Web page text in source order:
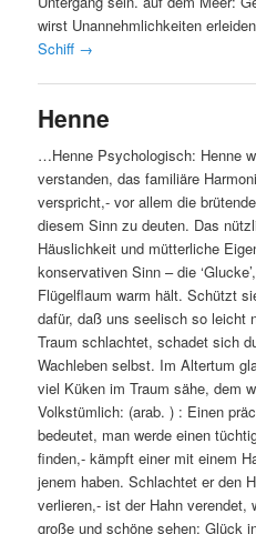
wirst Unannehmlichkeiten
Schiff →
Henne
…Henne Psychologisch: Henne
verstanden, das familiäre
verspricht,- vor allem die
diesem Sinn zu deuten. Das
Häuslichkeit und mütterliche
konservativen Sinn – die
Flügelflaum warm hält. Schützt
dafür, daß uns seelisch so leicht
Traum schlachtet, schadet sich
Wachleben selbst. Im Altertum
viel Küken im Traum sähe, dem
Volkstümlich: (arab. ) : Einen
bedeutet, man werde einen
finden,- kämpft einer mit einem
jenem haben. Schlachtet er den
verlieren,- ist der Hahn verendet,
große und schöne sehen: Glück